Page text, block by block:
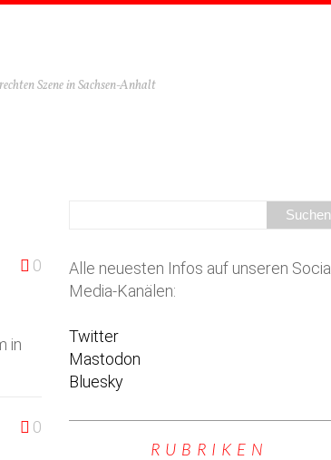
Szene in Sachsen-Anhalt
0
in
0
Alle neuesten Infos auf unseren Social
Media-Kanälen:
Twitter
Mastodon
Bluesky
RUBRIKEN